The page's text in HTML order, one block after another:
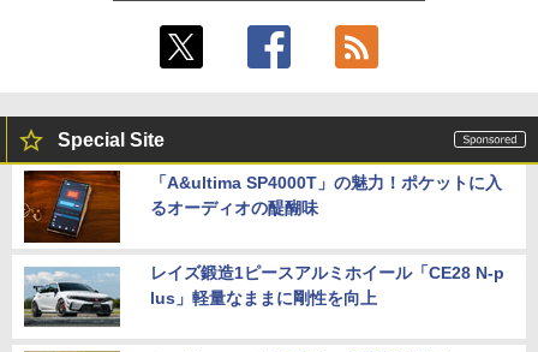
Special Site
「A&ultima SP4000T」の魅力！ポケットに入
るオーディオの醍醐味
レイズ鍛造1ピースアルミホイール「CE28 N-p
lus」軽量なままに剛性を向上